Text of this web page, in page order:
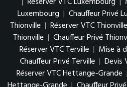
Luxembourg | Chauffeur Privé
Thionville | Réserver VTC Thionville
Thionville | Chauffeur Privé
Réserver VTC Terville | Mise à
Chauffeur Privé Terville | Devis
Réserver VTC Hettange-Grande |